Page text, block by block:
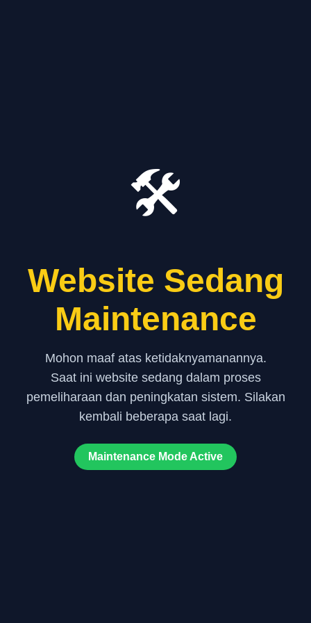
🛠️
Website Sedang
Maintenance
Mohon maaf atas ketidaknyamanannya.
Saat ini website sedang dalam proses
pemeliharaan dan peningkatan sistem. Silakan
kembali beberapa saat lagi.
Maintenance Mode Active